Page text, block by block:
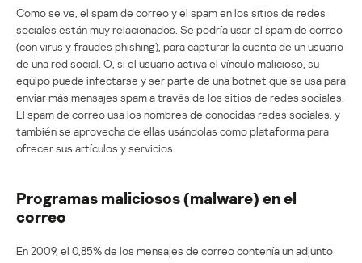
Como se ve, el spam de correo y el spam en los sitios de redes
sociales están muy relacionados. Se podría usar el spam de correo
(con virus y fraudes phishing), para capturar la cuenta de un usuario
de una red social. O, si el usuario activa el vínculo malicioso, su
equipo puede infectarse y ser parte de una botnet que se usa para
enviar más mensajes spam a través de los sitios de redes sociales.
El spam de correo usa los nombres de conocidas redes sociales, y
también se aprovecha de ellas usándolas como plataforma para
ofrecer sus artículos y servicios.
Programas maliciosos (malware) en el
correo
En 2009, el 0,85% de los mensajes de correo contenía un adjunto